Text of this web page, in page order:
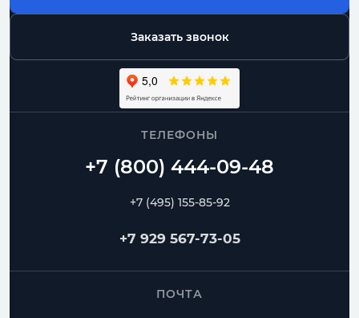
воздуховоды, фасонные части, фланцы
От производителя
Воздуховоды Переходы Угловые отводы
Радиусные отводы Тройники
Заказать звонок
ТЕЛЕФОНЫ
+7 (495) 155-85-92
+7 929 567-73-05
ПОЧТА